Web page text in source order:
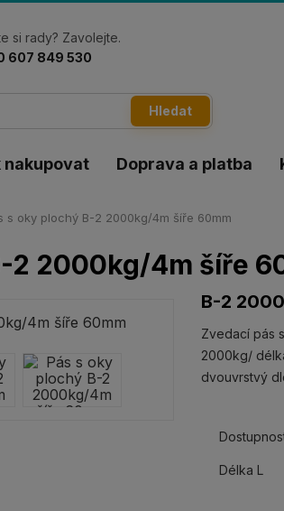
nakupovat Doprava a platba
Hledat
si rady? Zavolejte.
607 849 530
s oky plochý B-2 2000kg/4m šíře 60mm
2 2000kg/4m šíře
B-2
Zvedací pás
2000kg/
dvouvrstvý
Délka L